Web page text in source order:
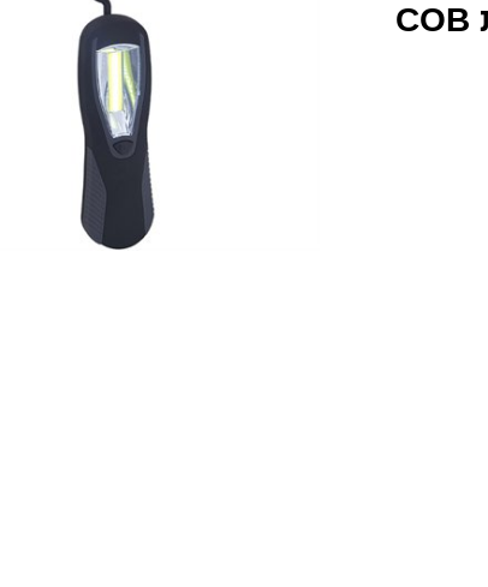
פנס עבודה עוצמתי אפור/שחור תאורת COB